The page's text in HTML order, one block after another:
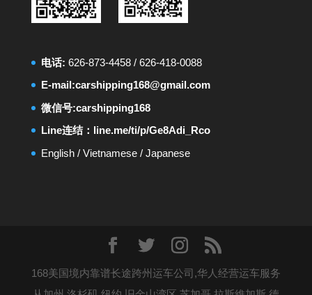
电话: 626-873-4458/ 626-418-0088
E-mail:carshipping168@gmail.com
微信号:carshipping168
Line连结： line.me/ti/p/Ge8Adi_Rco
English/ Vietnamese/ Japanese
168美国境内靠谱长途跨州运车公司,华人经营运车服务